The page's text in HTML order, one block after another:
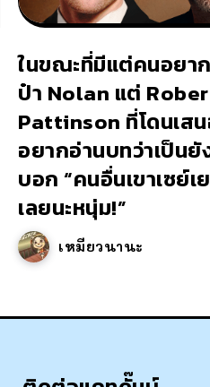
ในขณะที่มีแต่คนอยา
ป๋า Nolan แต่
Pattinson ที่โดนเสน
อยากอ่านบทว่าเป็นยั
บอก “คนอื่นเขาเซย์
เลยนะหนุ่ม!”
เหมียวนานะ